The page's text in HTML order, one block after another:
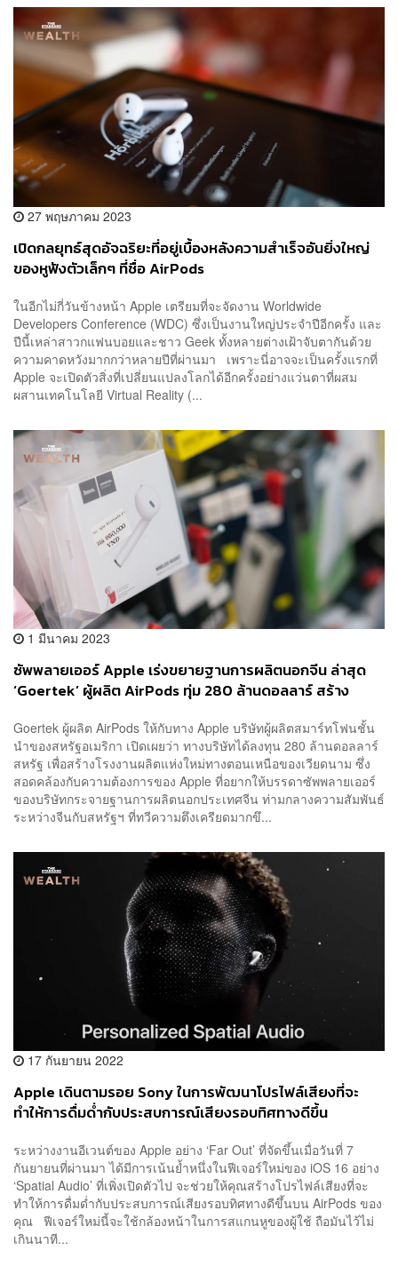
27 พฤษภาคม 2023
เปิดกลยุทธ์สุดอัจฉริยะที่อยู่เบื้องหลังความสำเร็จอันยิ่งใหญ่
ของหูฟังตัวเล็กๆ ที่ชื่อ AirPods
ในอีกไม่กี่วันข้างหน้า Apple เตรียมที่จะจัดงาน Worldwide
Developers Conference (WDC) ซึ่งเป็นงานใหญ่ประจำปีอีกครั้ง และ
ปีนี้เหล่าสาวกแฟนบอยและชาว Geek ทั้งหลายต่างเฝ้าจับตากันด้วย
ความคาดหวังมากกว่าหลายปีที่ผ่านมา เพราะนี่อาจจะเป็นครั้งแรกที่
Apple จะเปิดตัวสิ่งที่เปลี่ยนแปลงโลกได้อีกครั้งอย่างแว่นตาที่ผสม
ผสานเทคโนโลยี Virtual Reality (...
1 มีนาคม 2023
ซัพพลายเออร์ Apple เร่งขยายฐานการผลิตนอกจีน ล่าสุด
‘Goertek’ ผู้ผลิต AirPods ทุ่ม 280 ล้านดอลลาร์ สร้าง
Goertek ผู้ผลิต AirPods ให้กับทาง Apple บริษัทผู้ผลิตสมาร์ทโฟนชั้น
นำของสหรัฐอเมริกา เปิดเผยว่า ทางบริษัทได้ลงทุน 280 ล้านดอลลาร์
สหรัฐ เพื่อสร้างโรงงานผลิตแห่งใหม่ทางตอนเหนือของเวียดนาม ซึ่ง
สอดคล้องกับความต้องการของ Apple ที่อยากให้บรรดาซัพพลายเออร์
ของบริษัทกระจายฐานการผลิตนอกประเทศจีน ท่ามกลางความสัมพันธ์
ระหว่างจีนกับสหรัฐฯ ที่ทวีความตึงเครียดมากขึ...
17 กันยายน 2022
Apple เดินตามรอย Sony ในการพัฒนาโปรไฟล์เสียงที่จะ
ทำให้การดื่มด่ำกับประสบการณ์เสียงรอบทิศทางดีขึ้น
ระหว่างงานอีเวนต์ของ Apple อย่าง ‘Far Out’ ที่จัดขึ้นเมื่อวันที่ 7
กันยายนที่ผ่านมา ได้มีการเน้นย้ำหนึ่งในฟีเจอร์ใหม่ของ iOS 16 อย่าง
‘Spatial Audio’ ที่เพิ่งเปิดตัวไป จะช่วยให้คุณสร้างโปรไฟล์เสียงที่จะ
ทำให้การดื่มด่ำกับประสบการณ์เสียงรอบทิศทางดีขึ้นบน AirPods ของ
คุณ ฟีเจอร์ใหม่นี้จะใช้กล้องหน้าในการสแกนหูของผู้ใช้ ถือมันไว้ไม่
เกินนาที...